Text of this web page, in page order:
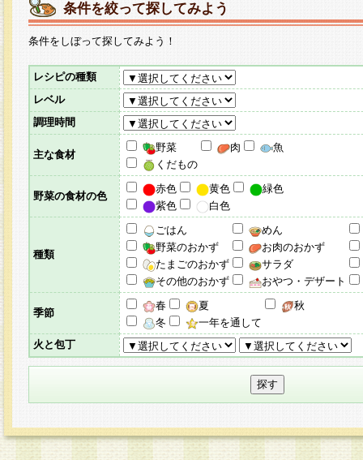
条件を絞って探してみよう
条件をしぼって探してみよう！
レシピの種類
レベル
調理時間
主な食材
野菜 肉
魚
くだもの
野菜の食材の色
赤色 黄色
緑色
紫色
白色
種類
ごはん
めん
野菜のおかず
お肉のおかず
たまごのおかず
サラダ
その他のおかず
おやつ・デザート
季節
春 夏
秋
冬
一年を通して
火と包丁